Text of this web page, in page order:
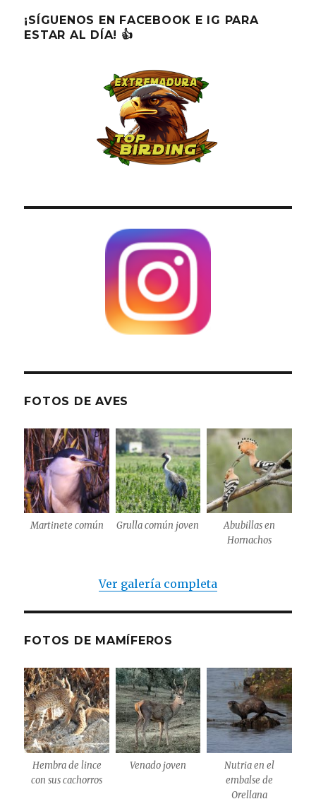
¡SÍGUENOS EN FACEBOOK E IG PARA
ESTAR AL DÍA! 👍
FOTOS DE AVES
Martinete común Grulla común joven
Abubillas en
Hornachos
Ver galería completa
FOTOS DE MAMÍFEROS
Hembra de lince
con sus cachorros
Venado joven
Nutria en el
embalse de
Orellana